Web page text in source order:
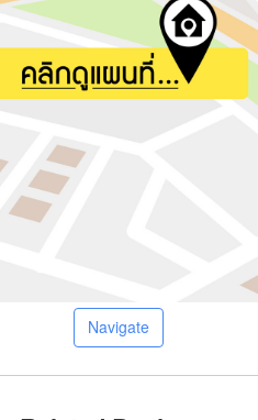
Navigate